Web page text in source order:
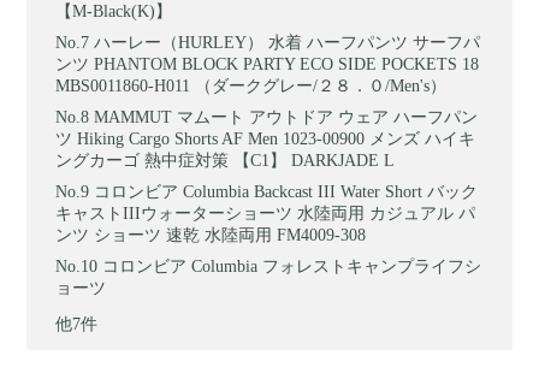
【M-Black(K)】
ハーレー（HURLEY） 水着 ハーフパンツ サーフパ
ンツ PHANTOM BLOCK PARTY ECO SIDE POCKETS 18
MBS0011860-H011 （ダークグレー/２８．０/Men's）
MAMMUT マムート アウトドア ウェア ハーフパン
ツ Hiking Cargo Shorts AF Men 1023-00900 メンズ ハイキ
ングカーゴ 熱中症対策 【C1】 DARKJADE L
コロンビア Columbia Backcast III Water Short バック
キャストIIIウォーターショーツ 水陸両用 カジュアル パ
ンツ ショーツ 速乾 水陸両用 FM4009-308
コロンビア Columbia フォレストキャンプライフシ
ョーツ
他7件